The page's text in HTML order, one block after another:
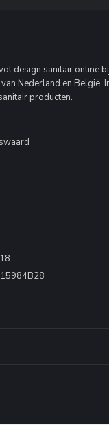
design sanitair online
Nederland en België.
producten.